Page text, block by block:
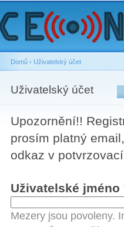
You are here
Domů › Uživatelský účet
Uživatelský účet
Primary tabs
Upozornění!!
prosím platný
odkaz v
Uživatelské jméno
Mezery jsou povoleny.